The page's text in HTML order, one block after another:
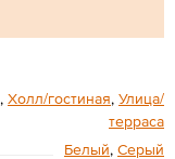
, Холл/гостиная, Улица/
терраса
Белый, Серый